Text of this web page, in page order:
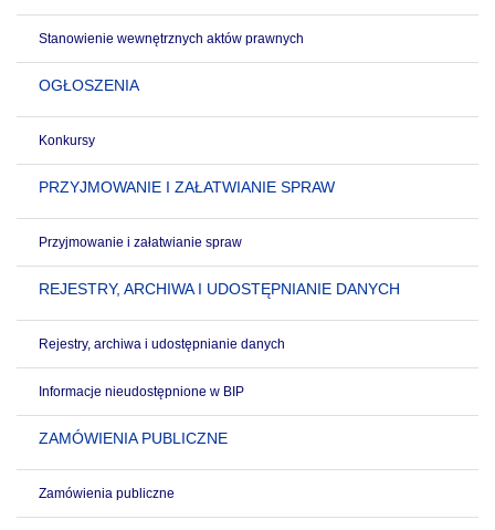
Stanowienie wewnętrznych aktów prawnych
OGŁOSZENIA
Konkursy
PRZYJMOWANIE I ZAŁATWIANIE SPRAW
Przyjmowanie i załatwianie spraw
REJESTRY, ARCHIWA I UDOSTĘPNIANIE DANYCH
Rejestry, archiwa i udostępnianie danych
Informacje nieudostępnione w BIP
ZAMÓWIENIA PUBLICZNE
Zamówienia publiczne